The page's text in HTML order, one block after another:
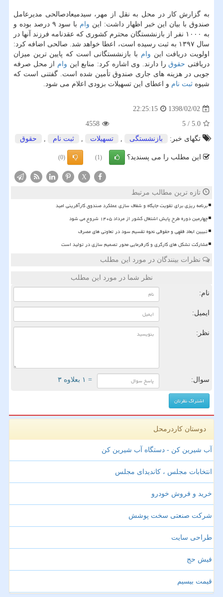
به گزارش كار در محل به نقل از مهر، سیدمیعادصالحی مدیرعامل
صندوق با بیان این خبر اظهار داشت: این وام
با سود ۹ درصد بوده و
به ۱۰۰۰ نفر از بازنشستگان محترم كشوری كه عقدنامه فرزند آنها در
سال ۱۳۹۷ به ثبت رسیده است، اعطا خواهد شد. صالحی اضافه كرد:
اولویت دریافت این وام با بازنشستگانی است كه پایین ترین میزان
دریافتی حقوق را دارند. وی اشاره كرد: منابع این وام از محل صرفه
جویی در هزینه های جاری صندوق تأمین شده است. گفتنی است كه
شیوه ثبت نام و اعطای این تسهیلات بزودی اعلام می شود.
1398/02/02
22:25:15
5.0
/
5
4558
تگهای خبر:
بازنشستگی , تسهیلات , ثبت نام , حقوق
این مطلب را می پسندید؟ (1)
(0)
X
تازه ترین مطالب مرتبط
برنامه ریزی برای تقویت جایگاه و شفاف سازی عملکرد صندوق کارآفرینی امید
چهارمین دوره طرح پایش اشتغال کشور از مرداد ۱۴۰۵ شروع می شود
تبیین ابعاد فقهی و حقوقی نحوه تقسیم سود در تعاونی های مصرف
مشارکت تشکل های کارگری و کارفرمایی محور تصمیم سازی در تولید است
نظرات بینندگان در مورد این مطلب
نظر شما در مورد این مطلب
نام:
ایمیل:
نظر:
سوال: = ۱ بعلاوه ۳
دوستان کاردرمحل
آب شیرین کن - دستگاه آب شیرین کن
انتخابات مجلس ، کاندیدای مجلس
خرید و فروش خودرو
شرکت صنعتی سخت پوشش
طراحی سایت
فیش حج
قیمت بیسیم